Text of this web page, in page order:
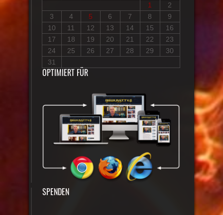
1
2
3
4 5 6 7 8
9
10
11 12 13 14 15
16
17
18 19 20 21 22
23
24
25 26 27 28 29
30
31
OPTIMIERT FÜR
SPENDEN